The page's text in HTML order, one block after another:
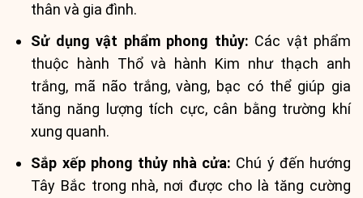
thân và gia đình.
Sử dụng vật phẩm phong thủy: Các vật phẩm
thuộc hành Thổ và hành Kim như thạch anh
trắng, mã não trắng, vàng, bạc có thể giúp gia
tăng năng lượng tích cực, cân bằng trường khí
xung quanh.
Sắp xếp phong thủy nhà cửa: Chú ý đến hướng
Tây Bắc trong nhà, nơi được cho là tăng cường